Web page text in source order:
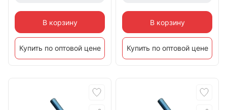
В корзину
Купить по оптовой цене
В корзину
Купить по оптовой цене